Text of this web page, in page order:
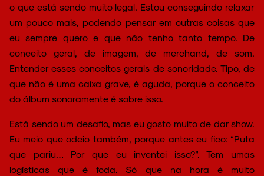
o que está sendo muito legal. Estou conseguindo relaxar
um pouco mais, podendo pensar em outras coisas que
eu sempre quero e que não tenho tanto tempo. De
conceito geral, de imagem, de merchand, de som.
Entender esses conceitos gerais de sonoridade. Tipo, de
que não é uma caixa grave, é aguda, porque o conceito
do álbum sonoramente é sobre isso.
Está sendo um desafio, mas eu gosto muito de dar show.
Eu meio que odeio também, porque antes eu fico: “Puta
que pariu… Por que eu inventei isso?”. Tem umas
logísticas que é foda. Só que na hora é muito